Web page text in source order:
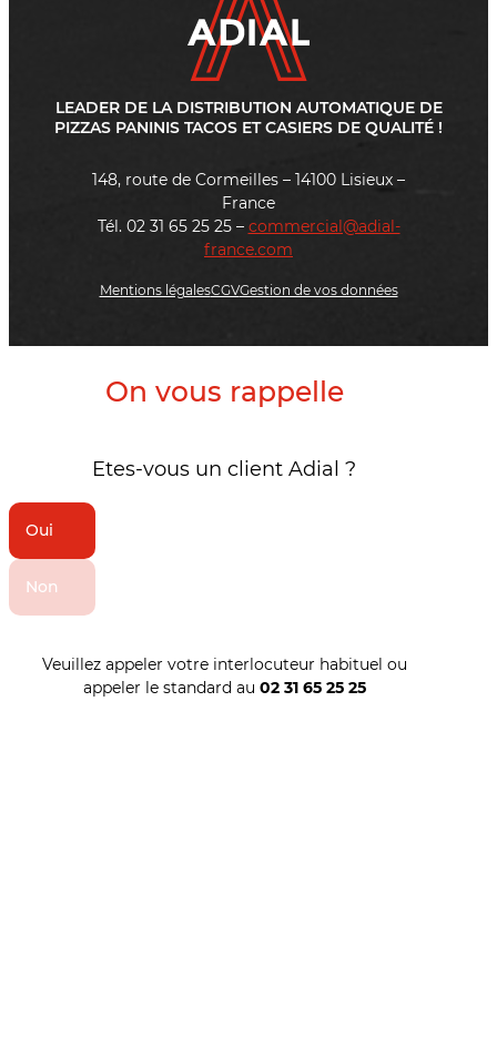
LEADER DE LA DISTRIBUTION AUTOMATIQUE DE
PIZZAS PANINIS TACOS ET CASIERS DE QUALITÉ !
148, route de Cormeilles – 14100 Lisieux –
France
Tél. 02 31 65 25 25 – commercial@adial-
france.com
Mentions légalesCGVGestion de vos données
On vous rappelle
Etes-vous un client Adial ?
Oui
Non
Veuillez appeler votre interlocuteur habituel ou
appeler le standard au 02 31 65 25 25